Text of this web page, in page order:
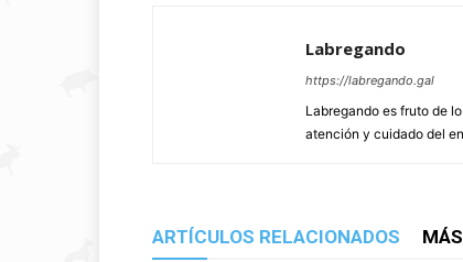
Labregando
https://labregando.gal
Labregando es fruto de
atención y cuidado del
ARTÍCULOS RELACIONADOS